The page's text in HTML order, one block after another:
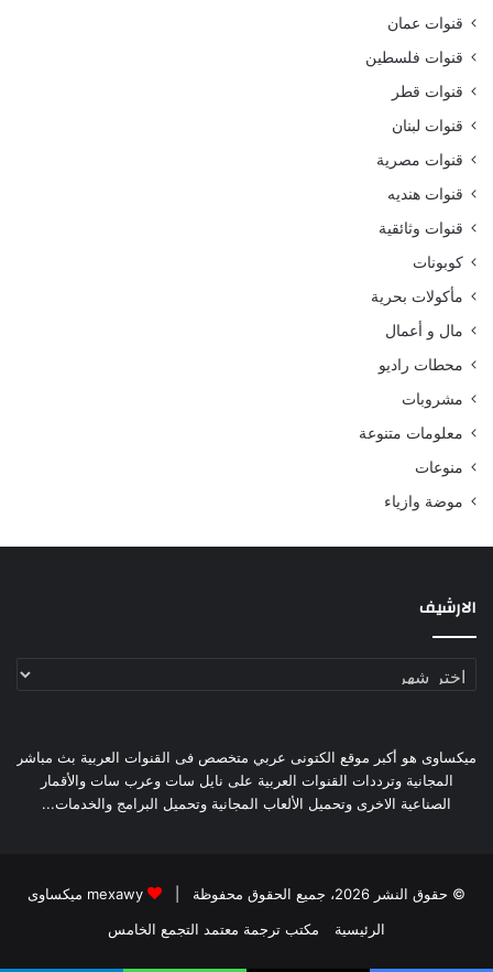
قنوات عمان
قنوات فلسطين
قنوات قطر
قنوات لبنان
قنوات مصرية
قنوات هنديه
قنوات وثائقية
كوبونات
مأكولات بحرية
مال و أعمال
محطات راديو
مشروبات
معلومات متنوعة
منوعات
موضة وازياء
الارشيف
الارشيف
ميكساوى هو أكبر موقع الكتونى عربي متخصص فى القنوات العربية بث مباشر
المجانية وترددات القنوات العربية على نايل سات وعرب سات والأقمار
الصناعية الاخرى وتحميل الألعاب المجانية وتحميل البرامج والخدمات...
© حقوق النشر 2026، جميع الحقوق محفوظة |
mexawy ميكساوى
الرئيسية
مكتب ترجمة معتمد التجمع الخامس